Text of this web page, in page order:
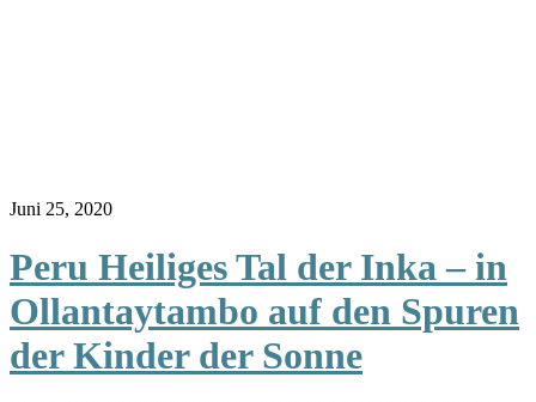
Juni 25, 2020
Peru Heiliges Tal der Inka – in
Ollantaytambo auf den Spuren
der Kinder der Sonne